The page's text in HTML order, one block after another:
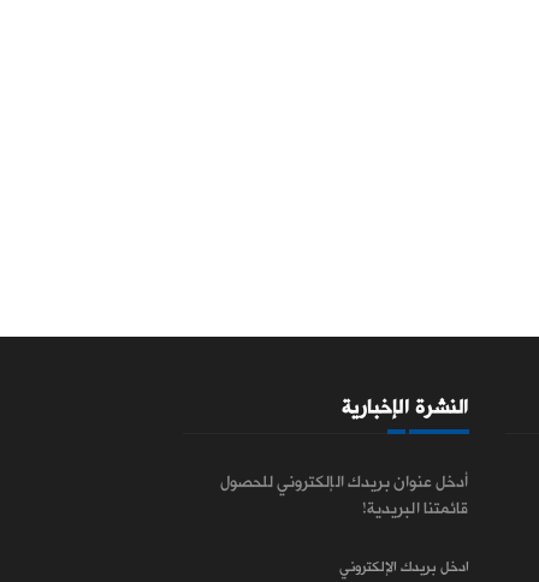
النشرة الإخبارية
أدخل عنوان بريدك الإلكتروني للحصول
قائمتنا البريدية!